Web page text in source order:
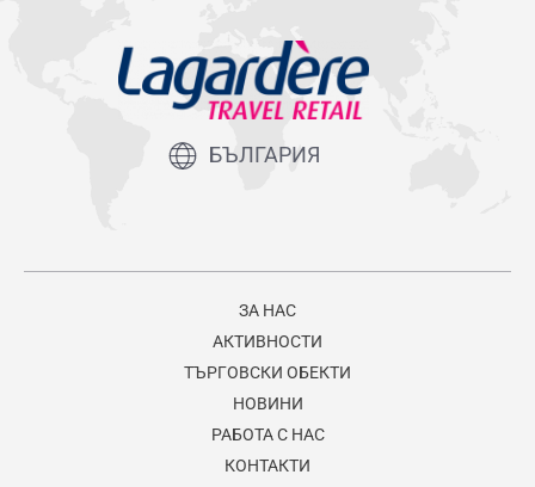
БЪЛГАРИЯ
ЗА НАС
АКТИВНОСТИ
ТЪРГОВСКИ ОБЕКТИ
НОВИНИ
РАБОТА С НАС
КОНТАКТИ